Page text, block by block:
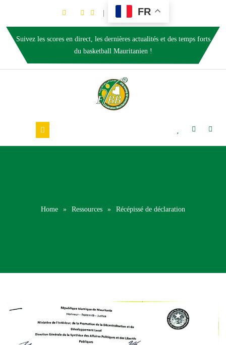
FR
Suivez les scores en direct, les dernières actualités et des temps forts
du basketball Mauritanien !
Home » Ressources » Récépissé de déclaration